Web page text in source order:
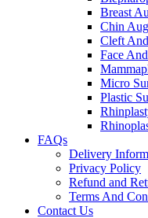
Breast
Chin
Cleft
Face
Micro
Plastic
FAQs
Delivery
Privacy Policy
Refund and
Terms And
Contact Us